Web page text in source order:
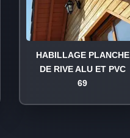
HABILLAGE PLANCHE
DE RIVE ALU ET PVC
69